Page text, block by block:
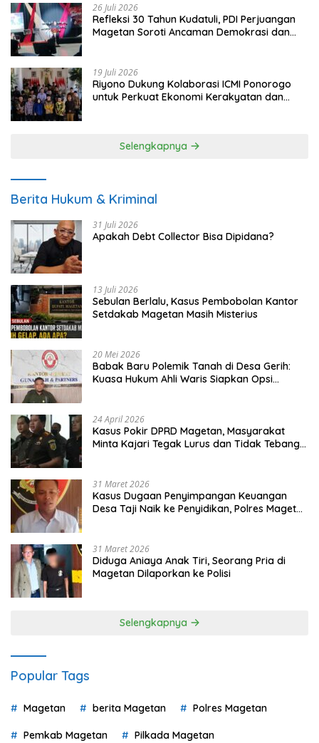
26 Juli 2026
Refleksi 30 Tahun Kudatuli, PDI Perjuangan
Magetan Soroti Ancaman Demokrasi dan
19 Juli 2026
Riyono Dukung Kolaborasi ICMI Ponorogo
untuk Perkuat Ekonomi Kerakyatan dan
Selengkapnya
Berita Hukum & Kriminal
31 Juli 2026
Apakah Debt Collector Bisa Dipidana?
13 Juli 2026
Sebulan Berlalu, Kasus Pembobolan Kantor
Setdakab Magetan Masih Misterius
20 Mei 2026
Babak Baru Polemik Tanah di Desa Gerih:
Kuasa Hukum Ahli Waris Siapkan Opsi
24 April 2026
Kasus Pokir DPRD Magetan, Masyarakat
Minta Kajari Tegak Lurus dan Tidak Tebang
31 Maret 2026
Kasus Dugaan Penyimpangan Keuangan
Desa Taji Naik ke Penyidikan, Polres Magetan
31 Maret 2026
Diduga Aniaya Anak Tiri, Seorang Pria di
Magetan Dilaporkan ke Polisi
Selengkapnya
Popular Tags
Magetan berita Magetan Polres Magetan
Pemkab Magetan Pilkada Magetan